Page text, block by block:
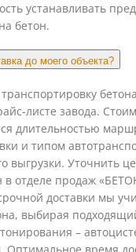
устанавливать
бетон.
до моего объекта?
листе завода.
длительностью
и типом
выгрузки. Уточнить
в отделе продаж
доставки мы
выбирая
–